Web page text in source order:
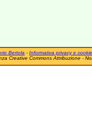
Bertola - Informativa privacy e cookie
Creative Commons Attribuzione -